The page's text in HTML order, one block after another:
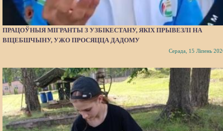
ПРАЦОЎНЫЯ МІГРАНТЫ З УЗБІКЕСТАНУ, ЯКІХ ПРЫВЕЗЛІ НА
ВІЦЕБШЧЫНУ, УЖО ПРОСЯЦЦА ДАДОМУ
Серада, 15 Ліпень